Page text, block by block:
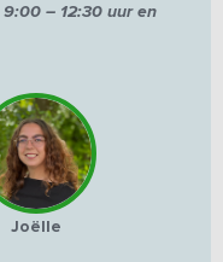
9:00 – 12:30 uur en
Joëlle